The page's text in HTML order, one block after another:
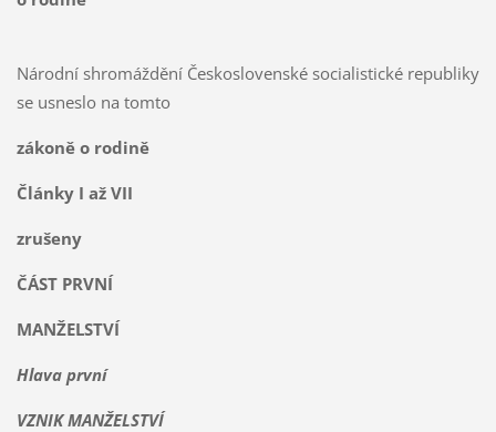
Národní shromáždění Československé socialistické republiky
se usneslo na tomto
zákoně o rodině
Články I až VII
zrušeny
ČÁST PRVNÍ
MANŽELSTVÍ
Hlava první
VZNIK MANŽELSTVÍ